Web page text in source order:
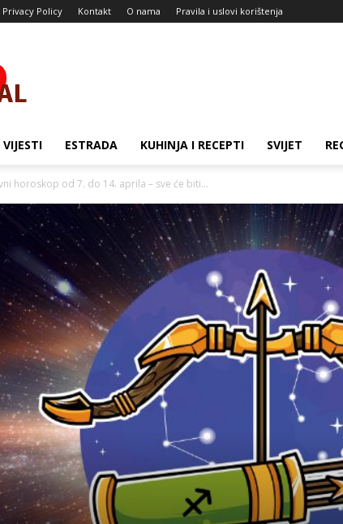
Privacy Policy Kontakt O nama Pravila i uslovi korištenja
VIJESTI ESTRADA KUHINJA I RECEPTI SVIJET
horoskop od 7. do 14. aprila – sve će biti...